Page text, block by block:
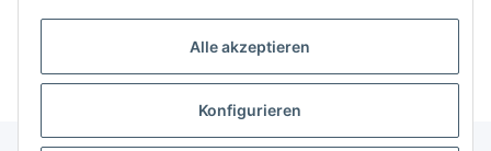
Alle akzeptieren
Konfigurieren
Kategorien